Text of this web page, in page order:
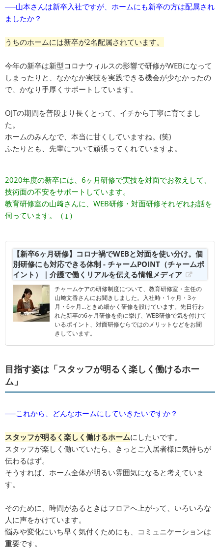
──山本さんは新卒入社ですが、ホームにも新卒の方は配属され
ましたか？
うちのホームには新卒が2名配属されています。
今年の新卒は新型コロナウィルスの影響で研修がWEBになって
しまったりと、なかなか実技を実践できる機会が少なかったの
で、かなり手厚くサポートしています。
OJTの期間を普段より長くとって、イチから丁寧に育てまし
た。
ホームのみんなで、本当に甘くしていますね。(笑)
ふたりとも、先輩について頑張ってくれていますよ。
2020年度の新卒には、6ヶ月研修で実技を対面でお教えして、
技術面の不安をサポートしています。
教育研修室の山﨑さんに、WEB研修・対面研修それぞれお話を
伺っています。（↓）
【新卒6ヶ月研修】コロナ禍でWEBと対面を使い分け。個
別研修にも対応できる体制 - チャームPOINT（チャームポ
イント）｜介護で働くリアルを伝える情報メディア
チャームケアの研修制度について、教育研修室・主任の
山﨑文香さんにお聞きしました。入社時・1ヶ月・3ヶ
月・6ヶ月…ときめ細かく研修を設けています。先日行わ
れた新卒の6ヶ月研修を例に挙げ、WEB研修で気を付けて
いるポイント、対面研修ならではのメリットなどをお聞
きしています。
目指す姿は「スタッフが明るく楽しく働けるホー
ム」
──これから、どんなホームにしていきたいですか？
スタッフが明るく楽しく働けるホームにしたいです。
スタッフが楽しく働いていたら、きっとご入居者様に気持ちが
伝わるはず。
そうすれば、ホーム全体が明るい雰囲気になると考えていま
す。
そのために、時間があるときはフロアへ上がって、いろいろな
人に声をかけています。
悩みや変化にいち早く気付くためにも、コミュニケーションは
重要です。